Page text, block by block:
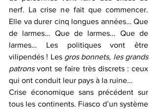
nerf. La crise ne fait que commencer.
Elle va durer cinq longues années… Que
de larmes… Que de larmes… Que de
larmes… Les politiques vont être
vilipendés ! Les gros bonnets, les grands
patrons vont se faire très discrets : ceux
qui ont conduit leur pays à la ruine…
Crise économique sans précédent sur
tous les continents. Fiasco d’un système